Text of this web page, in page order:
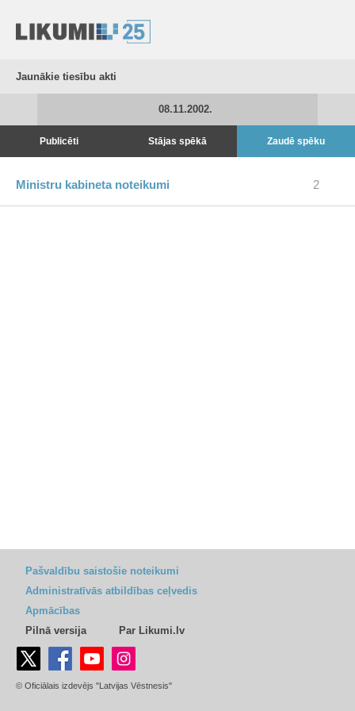
Jaunākie tiesību akti
08.11.2002.
Publicēti Stājas spēkā Zaudē spēku
Ministru kabineta noteikumi 2
Pašvaldību saistošie noteikumi
Administratīvās atbildības ceļvedis
Apmācības
Pilnā versija
Par Likumi.lv
© Oficiālais izdevējs "Latvijas Vēstnesis"